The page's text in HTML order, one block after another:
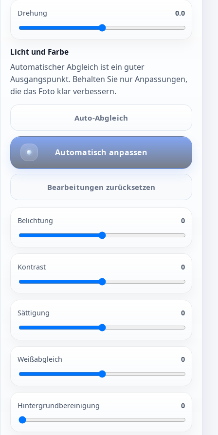
Drehung 0.0
Licht und Farbe
Automatischer Abgleich ist ein guter
Ausgangspunkt. Behalten Sie nur Anpassungen,
die das Foto klar verbessern.
Auto-Abgleich
Automatisch anpassen
Bearbeitungen zurücksetzen
Belichtung 0
Kontrast 0
Sättigung 0
Weißabgleich 0
Hintergrundbereinigung 0